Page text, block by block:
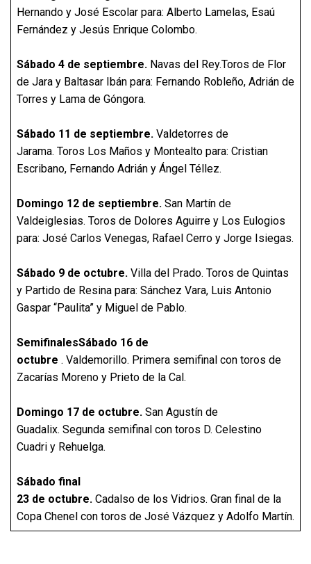
Hernando y José Escolar para: Alberto Lamelas, Esaú
Fernández y Jesús Enrique Colombo.
Sábado 4 de septiembre. Navas del Rey.Toros de Flor
de Jara y Baltasar Ibán para: Fernando Robleño, Adrián de
Torres y Lama de Góngora.
Sábado 11 de septiembre. Valdetorres de
Jarama. Toros Los Maños y Montealto para: Cristian
Escribano, Fernando Adrián y Ángel Téllez.
Domingo 12 de septiembre. San Martín de
Valdeiglesias. Toros de Dolores Aguirre y Los Eulogios
para: José Carlos Venegas, Rafael Cerro y Jorge Isiegas.
Sábado 9 de octubre. Villa del Prado. Toros de Quintas
y Partido de Resina para: Sánchez Vara, Luis Antonio
Gaspar “Paulita” y Miguel de Pablo.
SemifinalesSábado 16 de
octubre . Valdemorillo. Primera semifinal con toros de
Zacarías Moreno y Prieto de la Cal.
Domingo 17 de octubre. San Agustín de
Guadalix. Segunda semifinal con toros D. Celestino
Cuadri y Rehuelga.
Sábado final
23 de octubre. Cadalso de los Vidrios. Gran final de la
Copa Chenel con toros de José Vázquez y Adolfo Martín.